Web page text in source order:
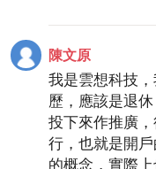
陳文原
我是雲想科技
歷，應該是退
投下來作推廣
行，也就是開
的概念，實際